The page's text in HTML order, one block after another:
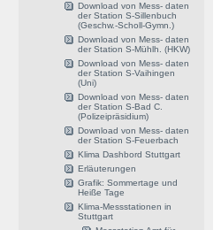
Download von Mess- daten
der Station S-Sillenbuch
(Geschw.-Scholl-Gymn.)
Download von Mess- daten
der Station S-Mühlh. (HKW)
Download von Mess- daten
der Station S-Vaihingen
(Uni)
Download von Mess- daten
der Station S-Bad C.
(Polizeipräsidium)
Download von Mess- daten
der Station S-Feuerbach
Klima Dashbord Stuttgart
Erläuterungen
Grafik: Sommertage und
Heiße Tage
Klima-Messstationen in
Stuttgart